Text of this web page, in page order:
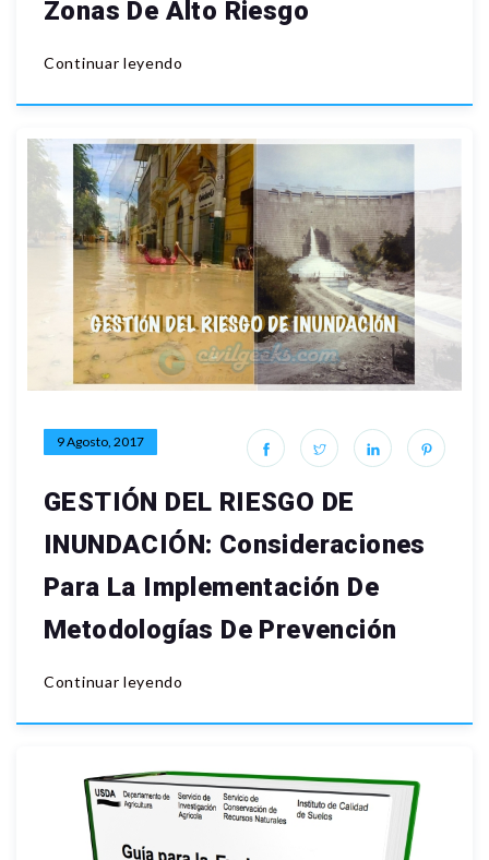
Zonas De Alto Riesgo
Continuar leyendo
9 Agosto, 2017
GESTIÓN DEL RIESGO DE
INUNDACIÓN: Consideraciones
Para La Implementación De
Metodologías De Prevención
Continuar leyendo